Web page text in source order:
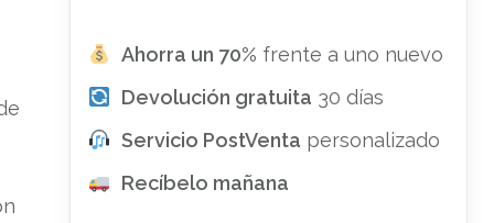
Ahorra un 70% frente a uno nuevo
Devolución gratuita 30 días
Servicio PostVenta personalizado
Recíbelo mañana